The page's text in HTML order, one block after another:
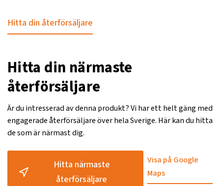
Hitta din återförsäljare
Hitta din närmaste
återförsäljare
Är du intresserad av denna produkt? Vi har ett helt gäng med
engagerade återförsäljare över hela Sverige. Här kan du hitta
de som är närmast dig.
Hitta närmaste
återförsäljare
Visa på Google
Maps